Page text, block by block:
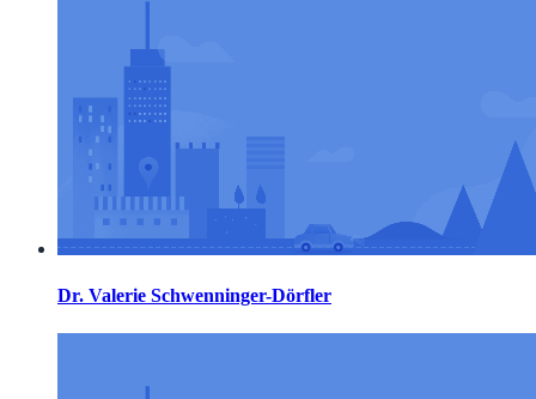
Dr. Valerie Schwenninger-Dörfler